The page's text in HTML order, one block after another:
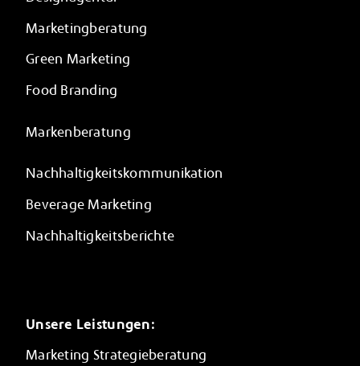
Marketingberatung
Green Marketing
Food Branding
Markenberatung
Nachhaltigkeitskommunikation
Beverage Marketing
Nachhaltigkeitsberichte
Unsere Leistungen:
Marketing Strategieberatung